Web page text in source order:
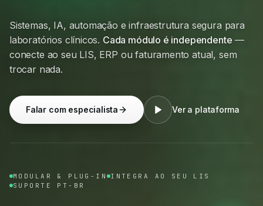
Sistemas, IA, automação e infraestrutura segura para
laboratórios clínicos. Cada módulo é independente —
conecte ao seu LIS, ERP ou faturamento atual, sem
trocar nada.
Falar com especialista Ver a plataforma
MODULAR & PLUG-IN INTEGRA AO SEU LIS
SUPORTE PT-BR